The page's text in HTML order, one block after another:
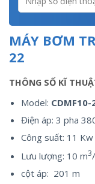
MÁY BƠM
22
THÔNG SỐ KĨ
Model: CDMF10-
Điện áp: 3 pha
Công suất: 11 Kw
Lưu lượng: 10 m3
cột áp: 201 m